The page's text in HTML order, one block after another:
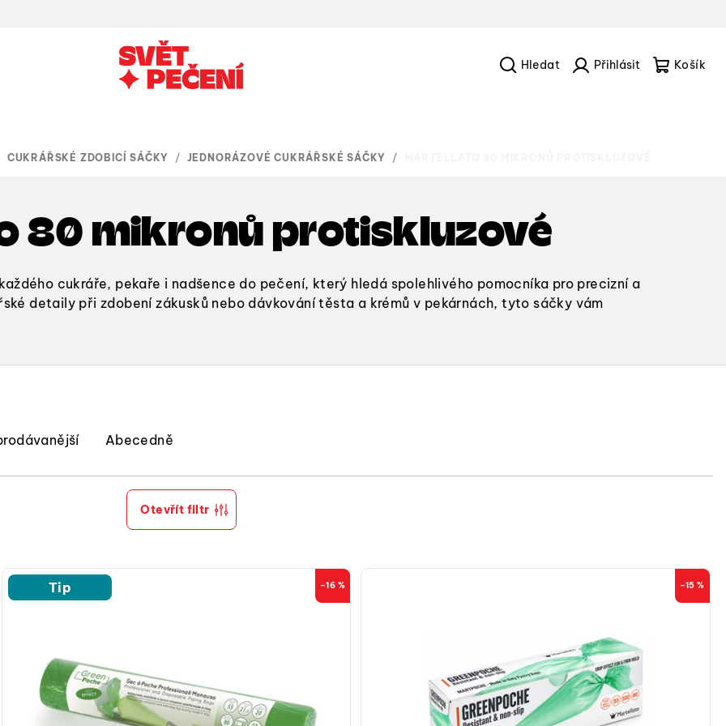
CUKRÁŘSKÉ ZDOBICÍ SÁČKY / JEDNORÁZOVÉ CUKRÁŘSKÉ SÁČKY /
80 mikronů protiskluzové
cukráře, pekaře i nadšence do pečení, který hledá spolehlivého pomocníka pro precizní a
detaily při zdobení zákusků nebo dávkování těsta a krémů v pekárnách, tyto sáčky vám
Abecedně
Otevřít filtr
Tip –16 % –15 %